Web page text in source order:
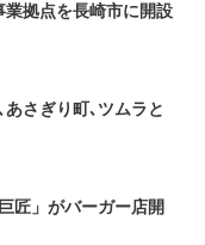
業拠点を長崎市に開設
さぎり町､ツムラと
匠」がバーガー店開